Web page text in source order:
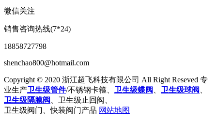
微信关注
销售咨询热线(7*24)
18858727798
shenchao800@hotmail.com
Copyright © 2020 浙江超飞科技有限公司 All Right Reseved 专
业生产卫生级管件/不锈钢卡箍、 卫生级蝶阀 、 卫生级球阀 、
卫生级隔膜阀 、卫生级止回阀、
卫生级阀门、快装阀门产品 网站地图